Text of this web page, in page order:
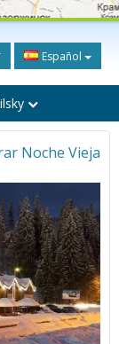
Español
Noche Vieja